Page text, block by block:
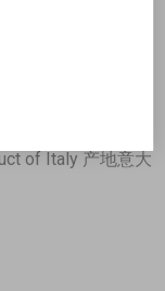
of Italy 产地意大